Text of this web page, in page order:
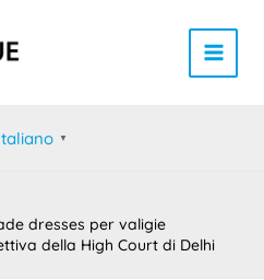
▼
dresses per valigie
della High Court di Delhi